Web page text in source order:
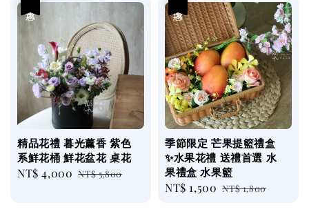
精品花禮 暮光薰香 紫色
系鮮花桶 鮮花盆花 桌花
Sale
NT$ 4,000 Regular
NT$ 5,800
季節限定 芒果提籃禮盒
✨水果花禮 送禮首選 水
果禮盒 水果籃
Sale
NT$ 1,500 Regular
NT$ 1,800